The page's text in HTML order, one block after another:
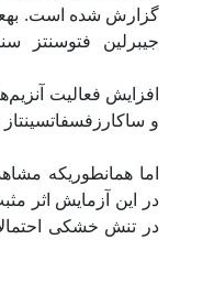
(2013) گزارش شده است. به
جیبرلین فتوسنتز
و ساکارز فسفاتسینتاز
., 2013). اما همانطوریکه
در این آزمایش اثر
در تنش خشکی